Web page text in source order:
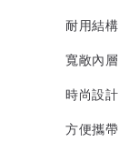
耐用結
寬敞內
時尚設
方便攜